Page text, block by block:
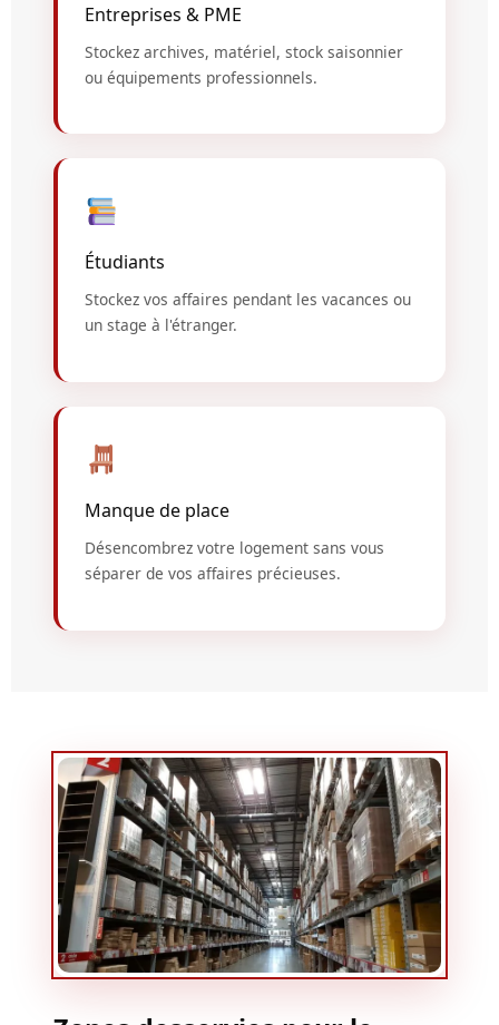
Entreprises & PME
Stockez archives, matériel, stock saisonnier
ou équipements professionnels.
Étudiants
Stockez vos affaires pendant les vacances ou
un stage à l'étranger.
Manque de place
Désencombrez votre logement sans vous
séparer de vos affaires précieuses.